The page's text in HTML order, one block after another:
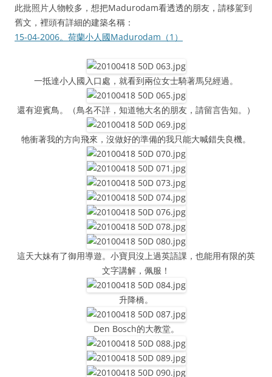
此批照片人物較多，想把Madurodam看透透的朋友，請移駕到
舊文，裡頭有詳細的建築名稱：
15-04-2006。荷蘭小人國Madurodam（1）
一抵達小人國入口處，就看到兩位女士騎著馬兒經過。
還有迎賓鳥。（鳥名不詳，知道牠大名的朋友，請留言告知。）
牠衝著我的方向飛來，沒做好的準備的我只能大喊錯失良機。
這天大妹有了御用導遊。小寶貝沒上過英語課，也能用有限的英
文字講解，佩服！
升降橋。
Den Bosch的大教堂。